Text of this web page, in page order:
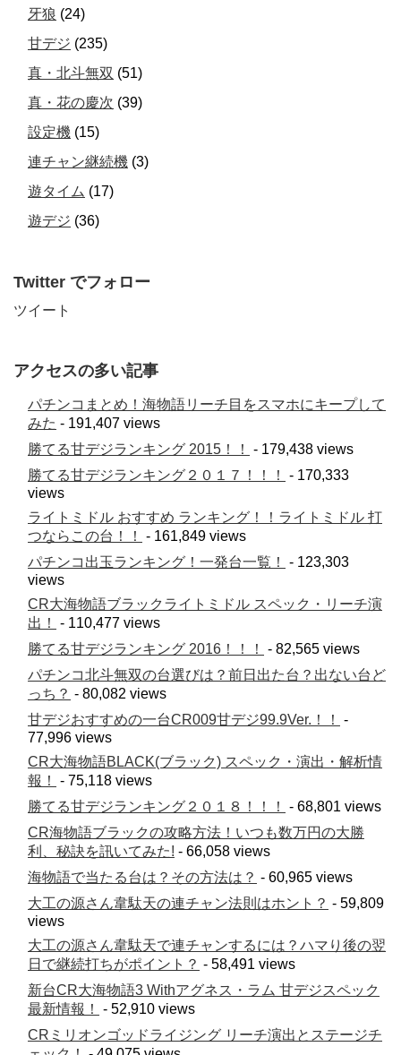
牙狼 (24)
甘デジ (235)
真・北斗無双 (51)
真・花の慶次 (39)
設定機 (15)
連チャン継続機 (3)
遊タイム (17)
遊デジ (36)
Twitter でフォロー
ツイート
アクセスの多い記事
パチンコまとめ！海物語リーチ目をスマホにキープして
みた - 191,407 views
勝てる甘デジランキング 2015！！
- 179,438 views
勝てる甘デジランキング２０１７！！！
- 170,333
views
ライトミドル おすすめ ランキング！！ライトミドル 打
つならこの台！！
- 161,849 views
パチンコ出玉ランキング！一発台一覧！
- 123,303
views
CR大海物語ブラックライトミドル スペック・リーチ演
出！
- 110,477 views
勝てる甘デジランキング 2016！！！
- 82,565 views
パチンコ北斗無双の台選びは？前日出た台？出ない台ど
っち？ - 80,082 views
甘デジおすすめの一台CR009甘デジ99.9Ver.！！
-
77,996 views
CR大海物語BLACK(ブラック) スペック・演出・解析情
報！
- 75,118 views
勝てる甘デジランキング２０１８！！！
- 68,801 views
CR海物語ブラックの攻略方法！いつも数万円の大勝
利、秘訣を訊いてみた! - 66,058 views
海物語で当たる台は？その方法は？ - 60,965 views
大工の源さん韋駄天の連チャン法則はホント？ - 59,809
views
大工の源さん韋駄天で連チャンするには？ハマり後の翌
日で継続打ちがポイント？ - 58,491 views
新台CR大海物語3 Withアグネス・ラム 甘デジスペック
最新情報！
- 52,910 views
CRミリオンゴッドライジング リーチ演出とステージチ